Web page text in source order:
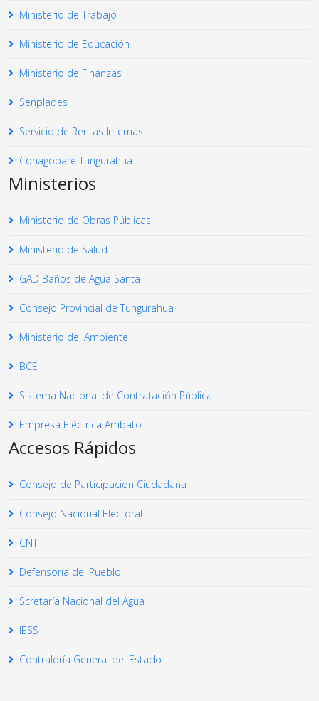
Ministerio de Trabajo
Ministerio de Educación
Ministerio de Finanzas
Senplades
Servicio de Rentas Internas
Conagopare Tungurahua
Ministerios
Ministerio de Obras Públicas
Ministerio de Salud
GAD Baños de Agua Santa
Consejo Provincial de Tungurahua
Ministerio del Ambiente
BCE
Sistema Nacional de Contratación Pública
Empresa Eléctrica Ambato
Accesos Rápidos
Consejo de Participacion Ciudadana
Consejo Nacional Electoral
CNT
Defensoría del Pueblo
Scretaría Nacional del Agua
IESS
Contraloría General del Estado